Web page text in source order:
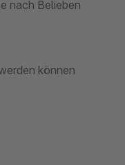
nach Belieben
können